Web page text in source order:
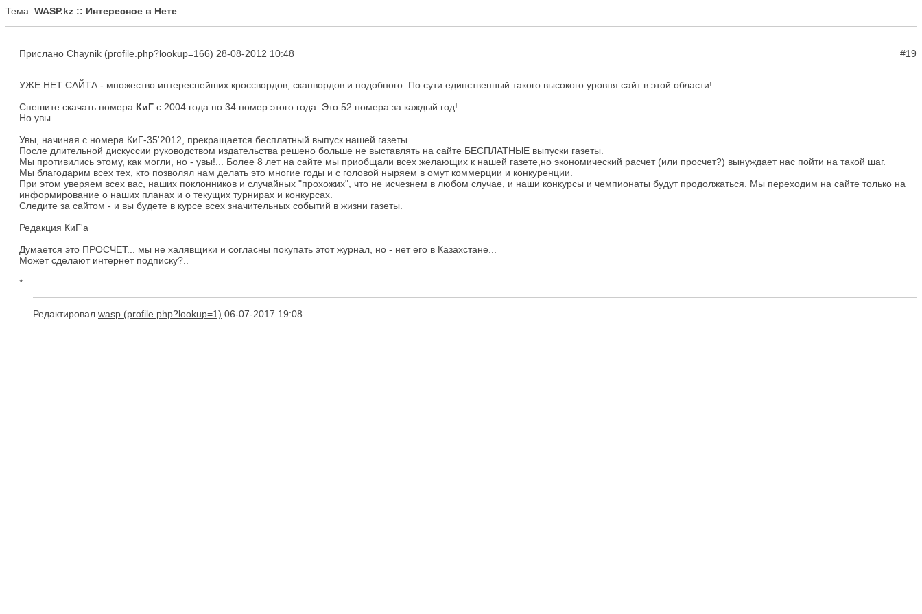
Тема: WASP.kz :: Интересное в Нете
Прислано Chaynik 28-08-2012 10:48 #19
УЖЕ НЕТ САЙТА - множество интереснейших кроссвордов, сканвордов и подобного. По сути единственный такого высокого уровня сайт в этой области!
Спешите скачать номера КиГ с 2004 года по 34 номер этого года. Это 52 номера за каждый год!
Но увы...
Увы, начиная с номера КиГ-35'2012, прекращается бесплатный выпуск нашей газеты.
После длительной дискуссии руководством издательства решено больше не выставлять на сайте БЕСПЛАТНЫЕ выпуски газеты.
Мы противились этому, как могли, но - увы!... Более 8 лет на сайте мы приобщали всех желающих к нашей газете,но экономический расчет (или просчет?) вынуждает нас пойти на такой шаг.
Мы благодарим всех тех, кто позволял нам делать это многие годы и с головой ныряем в омут коммерции и конкуренции.
При этом уверяем всех вас, наших поклонников и случайных "прохожих", что не исчезнем в любом случае, и наши конкурсы и чемпионаты будут продолжаться. Мы переходим на сайте только на
информирование о наших планах и о текущих турнирах и конкурсах.
Следите за сайтом - и вы будете в курсе всех значительных событий в жизни газеты.
Редакция КиГ'а
Думается это ПРОСЧЕТ... мы не халявщики и согласны покупать этот журнал, но - нет его в Казахстане...
Может сделают интернет подписку?..
*
Редактировал wasp 06-07-2017 19:08